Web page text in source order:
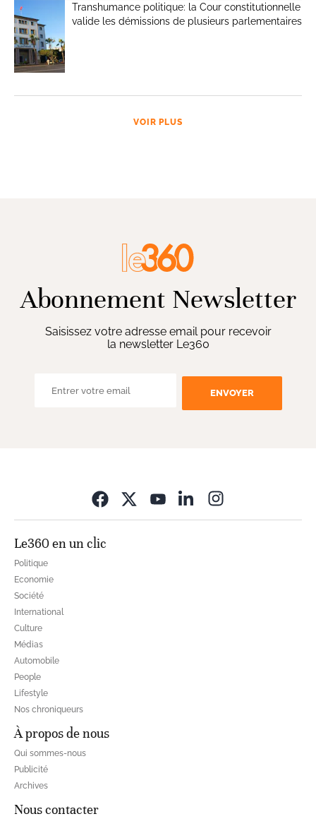
Transhumance politique: la Cour constitutionnelle
valide les démissions de plusieurs parlementaires
VOIR PLUS
Abonnement Newsletter
Saisissez votre adresse email pour recevoir
la newsletter Le360
ENVOYER
Le360 en un clic
Politique
Economie
Société
International
Culture
Médias
Automobile
People
Lifestyle
Nos chroniqueurs
À propos de nous
Qui sommes-nous
Publicité
Archives
Nous contacter